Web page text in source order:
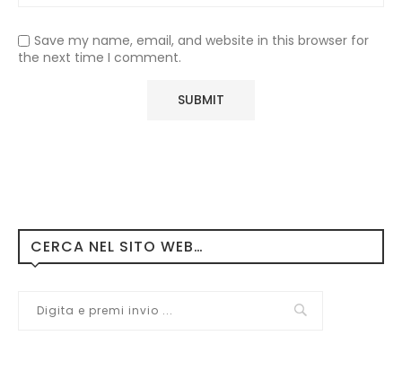
Save my name, email, and website in this browser for
the next time I comment.
CERCA NEL SITO WEB…